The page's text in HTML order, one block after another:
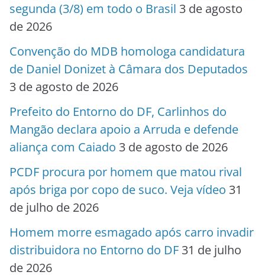
segunda (3/8) em todo o Brasil 3 de agosto
de 2026
Convenção do MDB homologa candidatura
de Daniel Donizet à Câmara dos Deputados
3 de agosto de 2026
Prefeito do Entorno do DF, Carlinhos do
Mangão declara apoio a Arruda e defende
aliança com Caiado 3 de agosto de 2026
PCDF procura por homem que matou rival
após briga por copo de suco. Veja vídeo 31
de julho de 2026
Homem morre esmagado após carro invadir
distribuidora no Entorno do DF 31 de julho
de 2026